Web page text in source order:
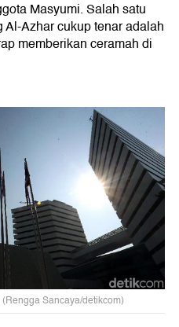
Masyumi. Salah satu
Azhar cukup tenar adalah
memberikan ceramah di
Sancaya/detikcom)